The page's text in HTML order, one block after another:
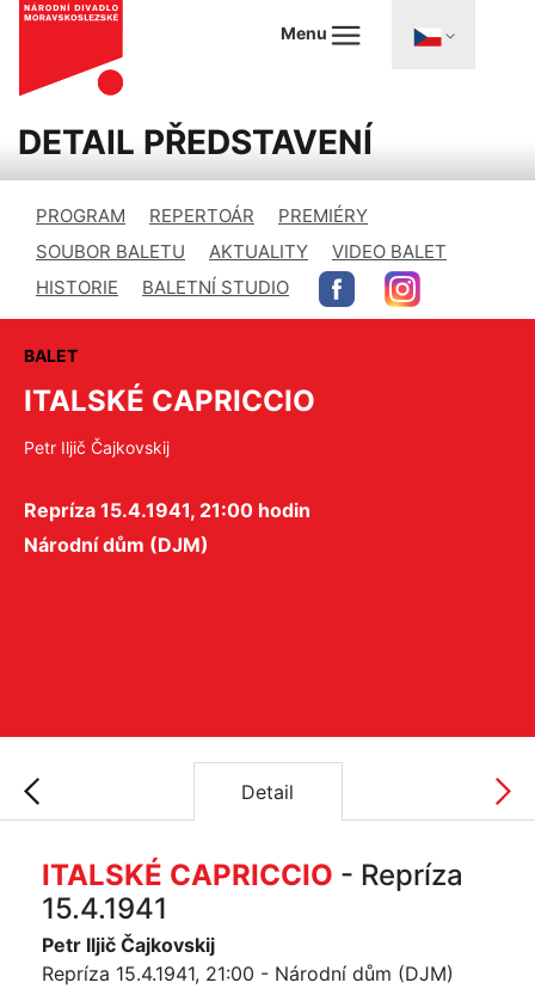
Menu
DETAIL PŘEDSTAVENÍ
PROGRAM REPERTOÁR
PREMIÉRY
SOUBOR BALETU
AKTUALITY
VIDEO BALET
HISTORIE
BALETNÍ STUDIO
BALET
ITALSKÉ CAPRICCIO
Petr Iljič Čajkovskij
Repríza 15.4.1941, 21:00 hodin
Národní dům (DJM)
Detail
ITALSKÉ CAPRICCIO - Repríza
15.4.1941
Petr Iljič Čajkovskij
Repríza 15.4.1941, 21:00 - Národní dům (DJM)